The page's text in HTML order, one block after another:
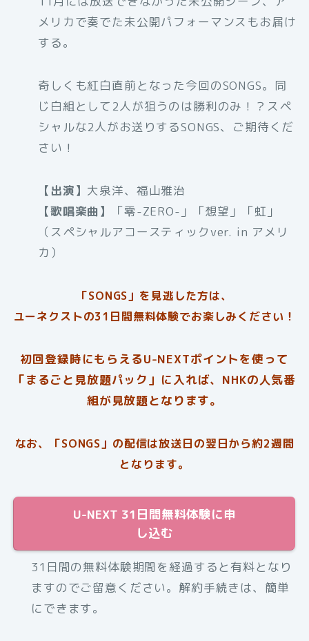
メリカで奏でた未公開パフォーマンスもお届け
する。
奇しくも紅白直前となった今回のSONGS。同
じ白組として2人が狙うのは勝利のみ！？スペ
シャルな2人がお送りするSONGS、ご期待くだ
さい！
【出演】 大泉洋、福山雅治
【歌唱楽曲】
「零-ZERO-」「想望」「虹」
（スペシャルアコースティックver. in アメリ
カ）
「SONGS」を見逃した方は、
ユーネクストの31日間無料体験でお楽しみください！
初回登録時にもらえるU-NEXTポイントを使って
「まるごと見放題パック」に入れば、NHKの人気番
組が見放題となります。
なお、「SONGS」の配信は放送日の翌日から約2週間
となります。
U-NEXT 31日間無料体験に申
し込む
31日間の無料体験期間を経過すると有料となり
ますのでご留意ください。解約手続きは、簡単
にできます。